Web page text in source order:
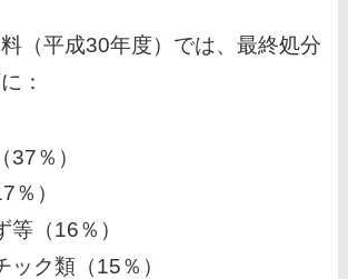
（平成30年度）では、最終処分
：
37％）
％）
等（16％）
ック類（15％）